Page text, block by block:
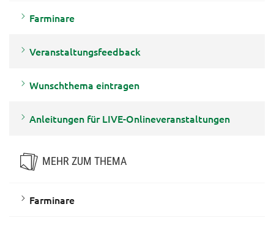
Farminare
Veranstaltungsfeedback
Wunschthema eintragen
Anleitungen für LIVE-Onlineveranstaltungen
MEHR ZUM THEMA
Farminare